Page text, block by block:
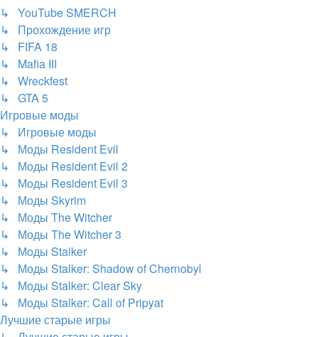
↳ YouTube SMERCH
↳ Прохождение игр
↳ FIFA 18
↳ Mafia III
↳ Wreckfest
↳ GTA 5
Игровые моды
↳ Игровые моды
↳ Моды Resident Evil
↳ Моды Resident Evil 2
↳ Моды Resident Evil 3
↳ Моды Skyrim
↳ Моды The Witcher
↳ Моды The Witcher 3
↳ Моды Stalker
↳ Моды Stalker: Shadow of Chernobyl
↳ Моды Stalker: Clear Sky
↳ Моды Stalker: Call of Pripyat
Лучшие старые игры